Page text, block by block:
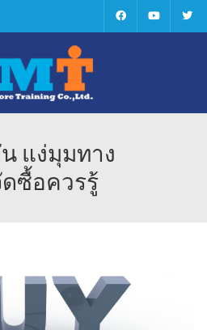
แง่มุมทาง
ซื้อควรรู้